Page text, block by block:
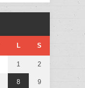
L S
1 2
8 9